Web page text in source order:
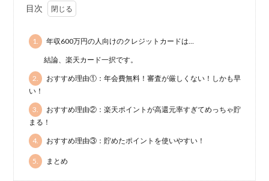
目次
1. 年収600万円の人向けのクレジットカードは…
結論、楽天カード一択です。
2.
おすすめ理由①：年会費無料！審査が厳しくない！しかも早
い！
3.
おすすめ理由②：楽天ポイントが高還元率すぎてめっちゃ貯
まる！
4. おすすめ理由③：貯めたポイントを使いやすい！
5. まとめ